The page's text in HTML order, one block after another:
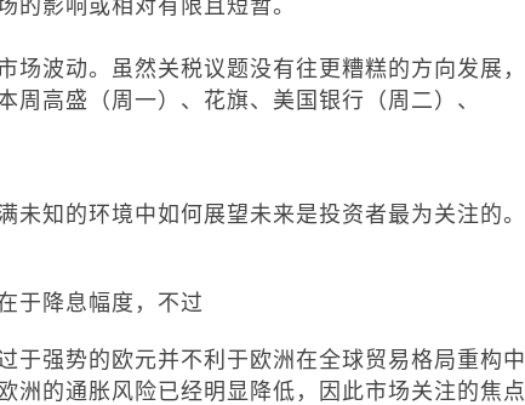
的影响或相对有限且短暂。
场波动。虽然关税议题没有往更糟糕的方向发展，
周高盛（周一）、花旗、美国银行（周二）、
未知的环境中如何展望未来是投资者最为关注的。
于降息幅度，不过
于强势的欧元并不利于欧洲在全球贸易格局重构中
洲的通胀风险已经明显降低，因此市场关注的焦点